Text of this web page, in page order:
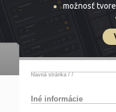
možnosť
hlavná stránka / /
Iné informácie